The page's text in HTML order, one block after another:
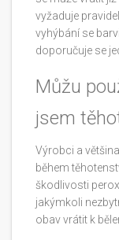
vyžaduje
vyhýbání se
doporučuje se
Můžu
jsem
Výrobci a
během
škodlivosti
jakýmkoli
obav vrátit k